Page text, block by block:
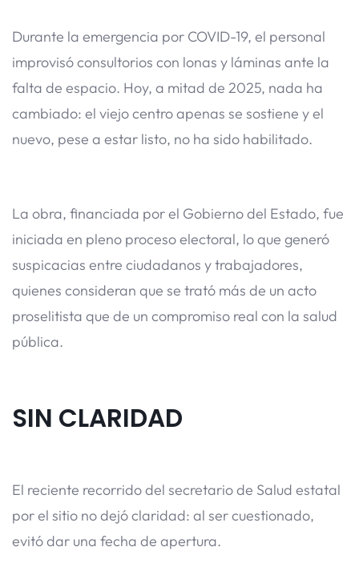
Durante la emergencia por COVID-19, el personal
improvisó consultorios con lonas y láminas ante la
falta de espacio. Hoy, a mitad de 2025, nada ha
cambiado: el viejo centro apenas se sostiene y el
nuevo, pese a estar listo, no ha sido habilitado.
La obra, financiada por el Gobierno del Estado, fue
iniciada en pleno proceso electoral, lo que generó
suspicacias entre ciudadanos y trabajadores,
quienes consideran que se trató más de un acto
proselitista que de un compromiso real con la salud
pública.
SIN CLARIDAD
El reciente recorrido del secretario de Salud estatal
por el sitio no dejó claridad: al ser cuestionado,
evitó dar una fecha de apertura.